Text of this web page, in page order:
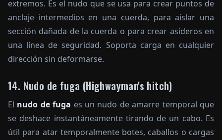
extremos. Es el nudo que se usa para crear puntos de
anclaje intermedios en una cuerda, para aislar una
sección dañada de la cuerda o para crear asideros en
una línea de seguridad. Soporta carga en cualquier
dirección sin deformarse.
14. Nudo de fuga (Highwayman's hitch)
El nudo de fuga es un nudo de amarre temporal que
se deshace instantáneamente tirando de un cabo. Es
útil para atar temporalmente botes, caballos o cargas